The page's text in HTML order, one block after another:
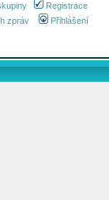
Registrace
zpráv Přihlášení